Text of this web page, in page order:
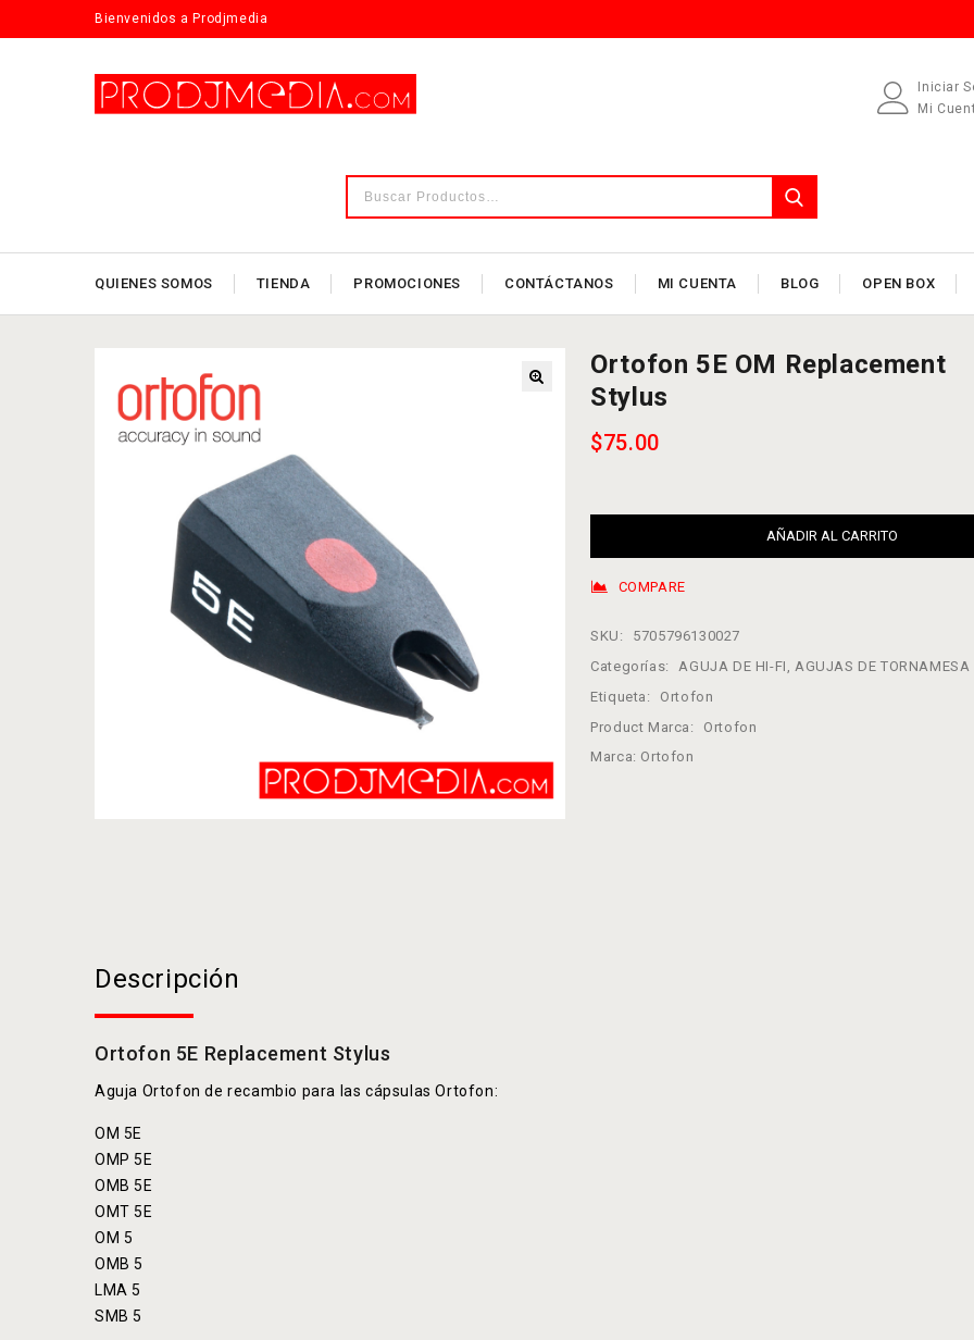
Bienvenidos a Prodjmedia
Iniciar
Mi
QUIENES SOMOS TIENDA PROMOCIONES CONTÁCTANOS MI CUENTA BLOG OPEN BOX
Ortofon 5E OM Replacement
Stylus
$75.00
AÑADIR AL CARRITO
COMPARE
SKU:
5705796130027
Categorías:
AGUJA DE HI-FI
AGUJAS DE TORNAMESA
Etiqueta:
Ortofon
Product Marca:
Ortofon
Marca: Ortofon
Descripción
Ortofon 5E Replacement Stylus
Aguja Ortofon de recambio para las cápsulas Ortofon:
OM 5E
OMP 5E
OMB 5E
OMT 5E
OM 5
OMB 5
LMA 5
SMB 5